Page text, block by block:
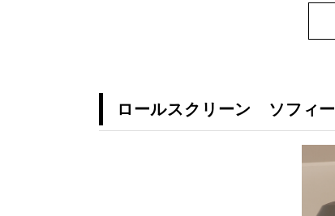
ロールスクリーン ソフィー